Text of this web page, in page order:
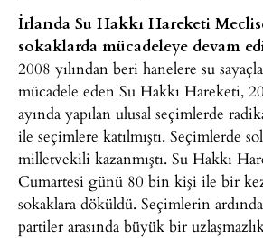
İrlanda Su Hakkı Hareketi
sokaklarda mücadeleye devam
2008 yılından beri hanelere su
mücadele eden Su Hakkı Hareketi,
ayında yapılan ulusal seçimlerde
ile seçimlere katılmıştı. Seçimlerde
milletvekili kazanmıştı. Su Hakkı
Cumartesi günü 80 bin kişi ile bir
sokaklara döküldü. Seçimlerin
partiler arasında büyük bir